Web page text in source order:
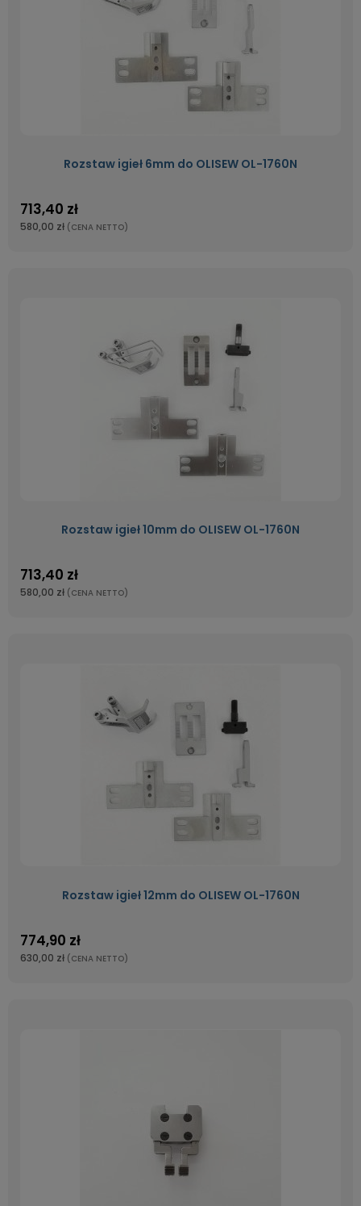
Rozstaw igieł 6mm do OLISEW OL-1760N
713,40 zł
580,00 zł (CENA NETTO)
Rozstaw igieł 10mm do OLISEW OL-1760N
713,40 zł
580,00 zł (CENA NETTO)
Rozstaw igieł 12mm do OLISEW OL-1760N
774,90 zł
630,00 zł (CENA NETTO)